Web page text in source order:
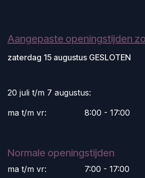
Aangepaste openingstijden
zaterdag 15 augustus GESLOTEN
20 juli t/m 7 augustus:
ma t/m vr:
​8:00 - 17:00
Normale openingstijden
ma t/m vr:
​7:00 - 17:00